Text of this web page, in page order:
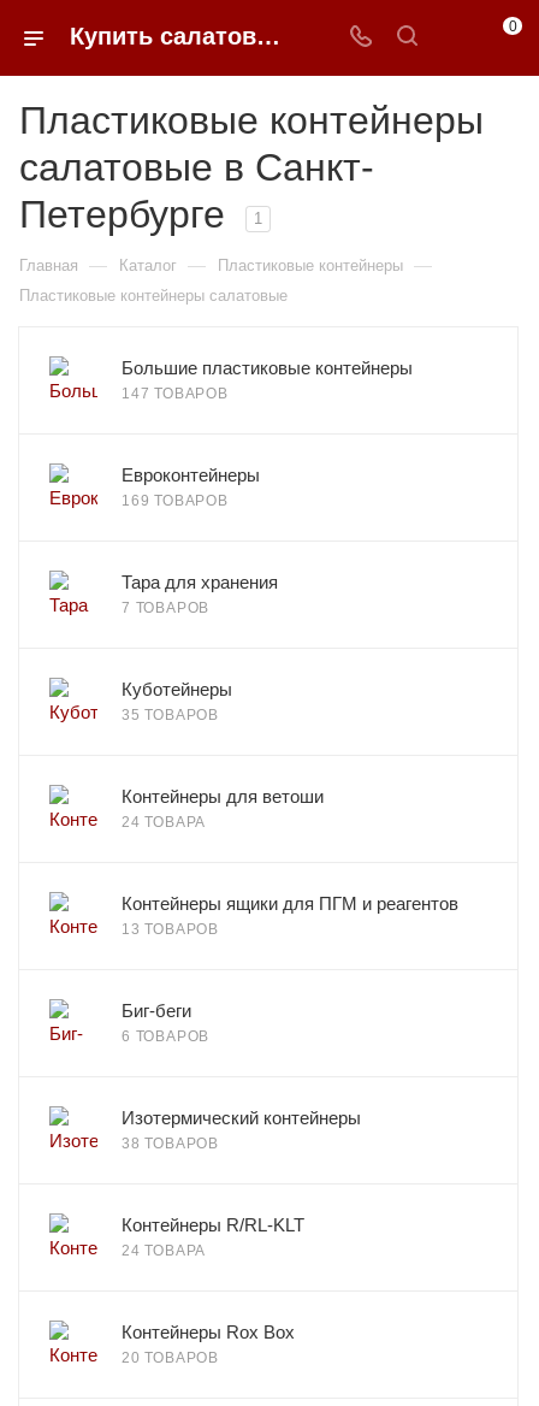
Купить салатовые пластиковые контейнеры в Санкт-Петербурге | 0FFER 0
Пластиковые контейнеры
салатовые в Санкт-
Петербурге
1
Главная — Каталог — Пластиковые контейнеры —
Пластиковые контейнеры салатовые
Большие пластиковые контейнеры
147 ТОВАРОВ
Евроконтейнеры
169 ТОВАРОВ
Тара для хранения
7 ТОВАРОВ
Куботейнеры
35 ТОВАРОВ
Контейнеры для ветоши
24 ТОВАРА
Контейнеры ящики для ПГМ и реагентов
13 ТОВАРОВ
Биг-беги
6 ТОВАРОВ
Изотермический контейнеры
38 ТОВАРОВ
Контейнеры R/RL-KLT
24 ТОВАРА
Контейнеры Rox Box
20 ТОВАРОВ